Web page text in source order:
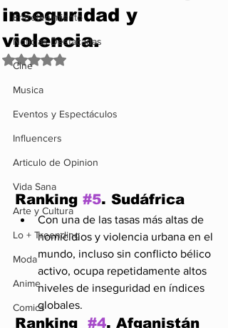
Entretenimiento
Noticias Destacadas
Cine
Musica
Eventos y Espectáculos
Influencers
Articulo de Opinion
Vida Sana
Arte y Cultura
Lo + Treending
Moda
Anime
Comics
inseguridad y
violencia.
Obtuvo NaN de 5 estrellas.
Ranking #5. Sudáfrica
Con una de las tasas más altas de
homicidios y violencia urbana en el
mundo, incluso sin conflicto bélico
activo, ocupa repetidamente altos
niveles de inseguridad en índices
globales.
Ranking #4. Afganistán